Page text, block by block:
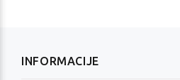
INFORMACIJE